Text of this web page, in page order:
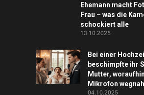
Ehemann macht
Frau – was die
schockiert alle
13.10.2025
Bei einer
beschimpfte ihr
Mutter,
Mikrofon
04.10.2025